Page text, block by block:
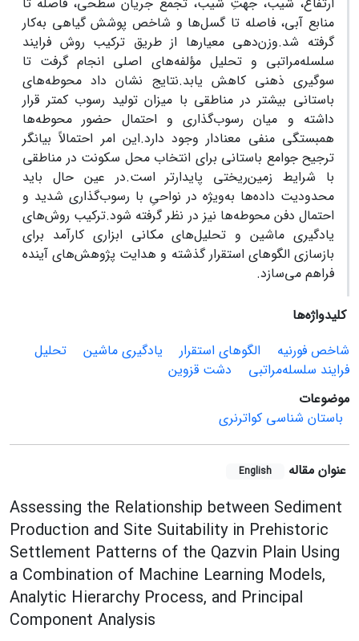
منابع آبی، فاصله تا گسل‌ها و شاخص پوشش گیاهی به‌کار
گرفته شد.وزن‌دهی معیارها از طریق ترکیب روش فرایند
سلسله‌مراتبی و تحلیل مؤلفه‌های اصلی انجام گرفت تا
سوگیری ذهنی کاهش یابد.نتایج نشان داد محوطه‌های
باستانی بیشتر در مناطقی با میزان تولید رسوب کمتر قرار
داشته و میان رسوب‌گذاری و احتمال حضور محوطه‌ها
همبستگی منفی معنادار وجود دارد.این امر احتمالاً بیانگر
ترجیح جوامع باستانی برای انتخاب محل سکونت در مناطقی
با شرایط زمین‌ریختی پایدارتر است.در عین حال باید
محدودیت داده‌ها به‌ویژه در نواحیِ با رسوب‌گذاری شدید و
احتمال دفن محوطه‌ها نیز در نظر گرفته شود.ترکیب روش‌های
یادگیری ماشین و تحلیل‌های مکانی ابزاری کارآمد برای
بازسازی الگوهای استقرار گذشته و هدایت پژوهش‌های آینده
فراهم می‌سازد.
کلیدواژه‌ها
شاخص فورنیه
الگوهای استقرار یادگیری ماشین
تحلیل
فرایند سلسله‌مراتبی
دشت قزوین
موضوعات
باستان شناسی کواترنری
عنوان مقاله English
Assessing the Relationship between Sediment
Production and Site Suitability in Prehistoric
Settlement Patterns of the Qazvin Plain Using
a Combination of Machine Learning Models,
Analytic Hierarchy Process, and Principal
Component Analysis